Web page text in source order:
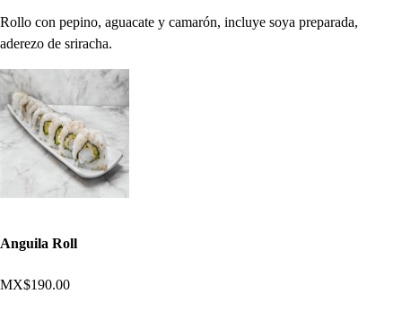
Rollo con pepino, aguacate y camarón, incluye soya preparada,
aderezo de sriracha.
Anguila Roll
MX$190.00